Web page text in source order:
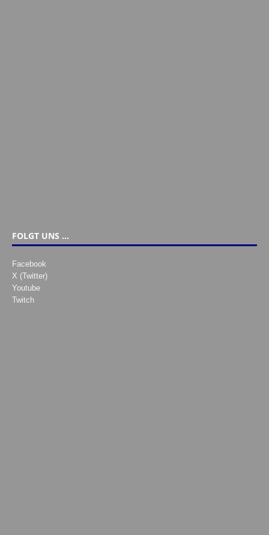
FOLGT UNS …
Facebook
X (Twitter)
Youtube
Twitch